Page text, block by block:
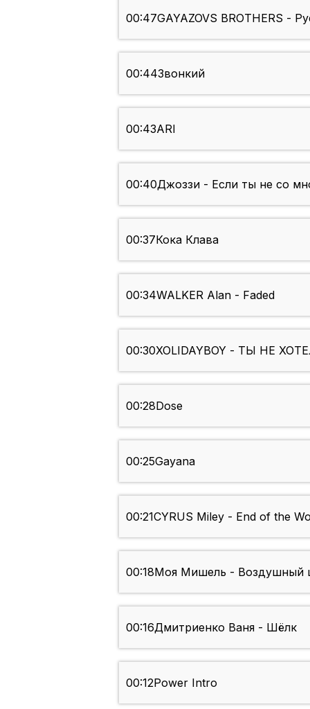
00:47GAYAZOVS BROTHERS -
00:44Звонкий
00:43ARI
00:40Джоззи - Если ты не со
00:37Кока Клава
00:34WALKER Alan - Faded
00:30XOLIDAYBOY - ТЫ НЕ
00:28Dose
00:25Gayana
00:21CYRUS Miley - End of the
00:18Моя Мишель - Воздушный
00:16Дмитриенко Ваня - Шёлк
00:12Power Intro